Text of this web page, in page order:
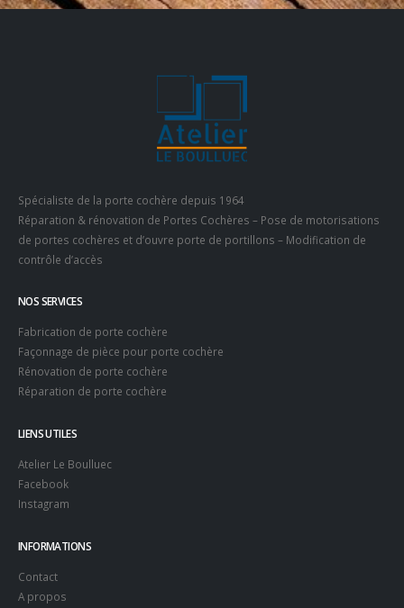
Spécialiste de la porte cochère depuis 1964
Réparation & rénovation de Portes Cochères – Pose de motorisations
de portes cochères et d’ouvre porte de portillons – Modification de
contrôle d’accès
NOS SERVICES
Fabrication de porte cochère
Façonnage de pièce pour porte cochère
Rénovation de porte cochère
Réparation de porte cochère
LIENS UTILES
Atelier Le Boulluec
Facebook
Instagram
INFORMATIONS
Contact
A propos